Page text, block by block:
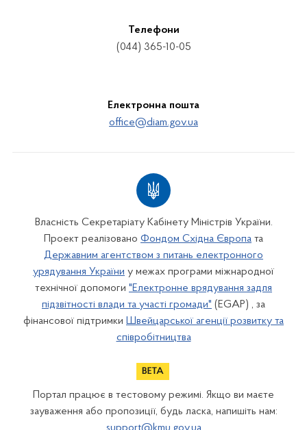
Телефони
(044) 365-10-05
Електронна пошта
office@diam.gov.ua
Власність Секретаріату Кабінету Міністрів України.
Проект реалізовано Фондом Східна Європа та
Державним агентством з питань електронного
урядування України у межах програми міжнародної
технічної допомоги "Електронне врядування задля
підзвітності влади та участі громади" (EGAP) , за
фінансової підтримки Швейцарської агенції розвитку та
співробітництва
Портал працює в тестовому режимі. Якщо ви маєте
зауваження або пропозиції, будь ласка, напишіть нам: